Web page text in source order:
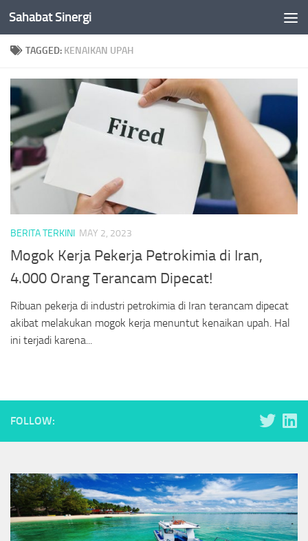
Skip to content
Sahabat Sinergi
TAGGED: KENAIKAN UPAH
BERITA TERKINI MAY 2, 2023
Mogok Kerja Pekerja Petrokimia di Iran,
4.000 Orang Terancam Dipecat!
Ribuan pekerja di industri petrokimia di Iran terancam dipecat
akibat melakukan mogok kerja menuntut kenaikan upah. Hal
ini terjadi karena...
FOLLOW: